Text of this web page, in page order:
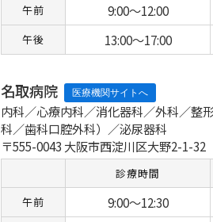
午前
9:00～12:00
午後 13:00～17:00
名取病院
内科／心療内科／消化器科／外科／整
科／歯科口腔外科）／泌尿器科
〒555-0043 大阪市西淀川区大野2-1-32
診療時間
午前
9:00～12:30